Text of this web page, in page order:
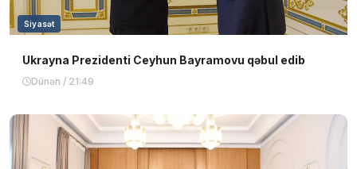
Siyasət
Ukrayna Prezidenti Ceyhun Bayramovu qəbul edib
Dünən / 21:49